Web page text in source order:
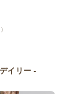
）
イリー -